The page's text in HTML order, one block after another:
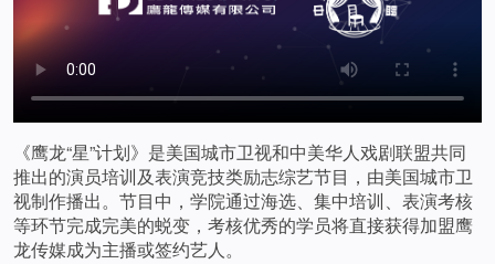
《鹰龙“星”计划》是美国城市卫视和中美华人戏剧联盟共同
推出的演员培训及表演竞技类励志综艺节目，由美国城市卫
视制作播出。节目中，学院通过海选、集中培训、表演考核
等环节完成完美的蜕变，考核优秀的学员将直接获得加盟鹰
龙传媒成为主播或签约艺人。